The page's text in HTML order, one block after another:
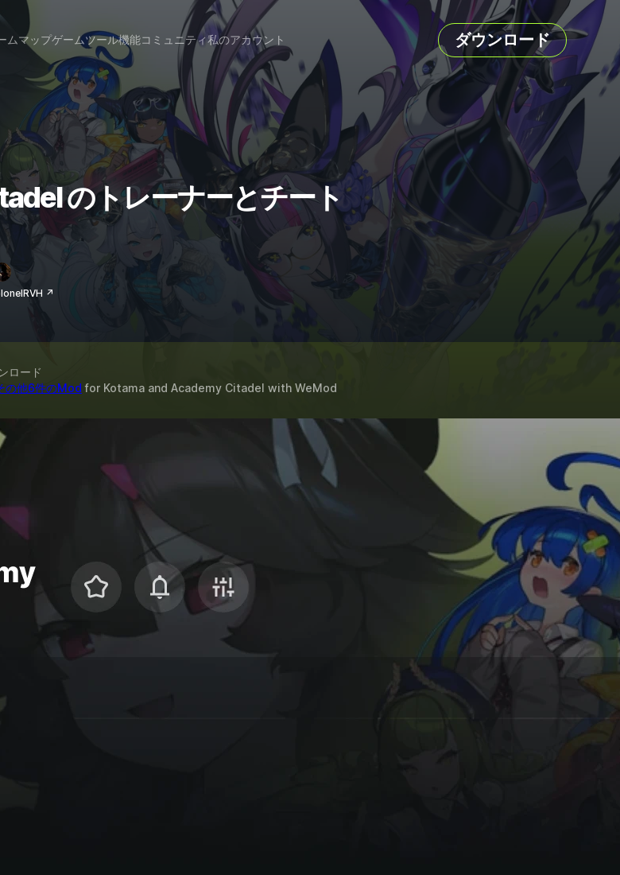
ムマップゲームツール機能コミュニティ私のアカウント ダウンロード
のトレーナーとチート
↗
ロード
の他6件のMod for Kotama and Academy Citadel with WeMod